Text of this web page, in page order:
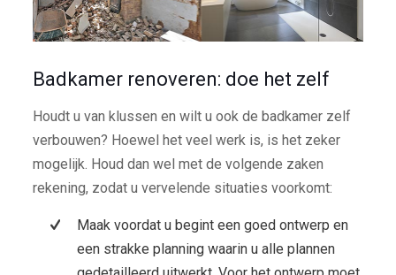
Badkamer renoveren: doe het zelf
Houdt u van klussen en wilt u ook de badkamer zelf
verbouwen? Hoewel het veel werk is, is het zeker
mogelijk. Houd dan wel met de volgende zaken
rekening, zodat u vervelende situaties voorkomt:
Maak voordat u begint een goed ontwerp en
een strakke planning waarin u alle plannen